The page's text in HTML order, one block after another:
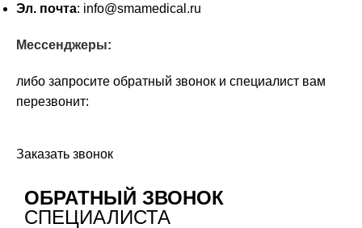
Эл. почта: info@smamedical.ru
Мессенджеры:
либо запросите обратный звонок и специалист вам
перезвонит:
Заказать звонок
ОБРАТНЫЙ ЗВОНОК
СПЕЦИАЛИСТА